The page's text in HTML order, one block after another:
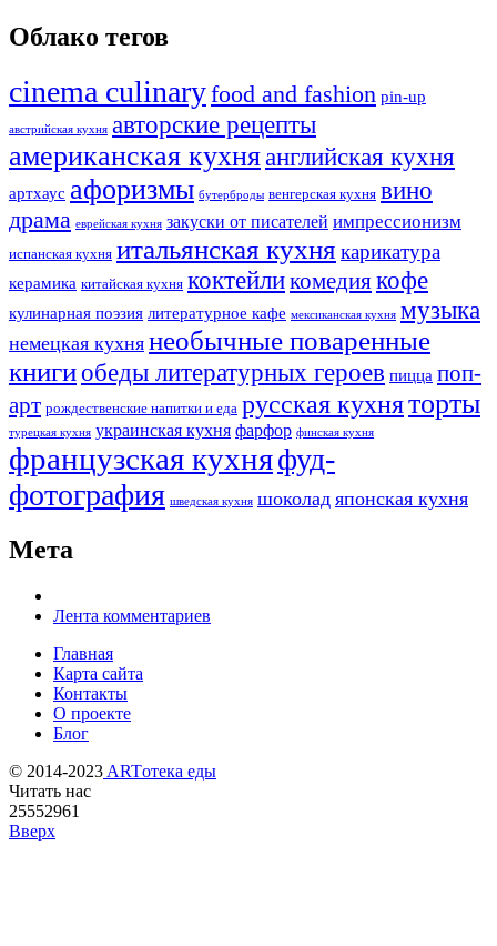
Облако тегов
cinema culinaryfood аnd fashion pin-up
австрийская кухня авторские рецепты
американская кухняанглийская кухня
артхаус афоризмы бутерброды венгерская кухня вино
драма еврейская кухня закуски от писателей импрессионизм
испанская кухня итальянская кухня карикатура
керамика китайская кухня коктейликомедиякофе
кулинарная поэзия литературное кафе мексиканская кухня музыка
немецкая кухня необычные поваренные
книгиобеды литературных героев пицца поп-
арт рождественские напитки и еда русская кухняторты
турецкая кухня украинская кухня фарфор финская кухня
французская кухняфуд-
фотография шведская кухня шоколад японская кухня
Мета
Лента комментариев
Главная
Карта сайта
Контакты
О проекте
Блог
© 2014-2023ARTотека еды
Читать нас
25552961
Вверх